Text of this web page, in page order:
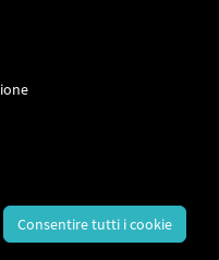
Consentire tutti i cookie